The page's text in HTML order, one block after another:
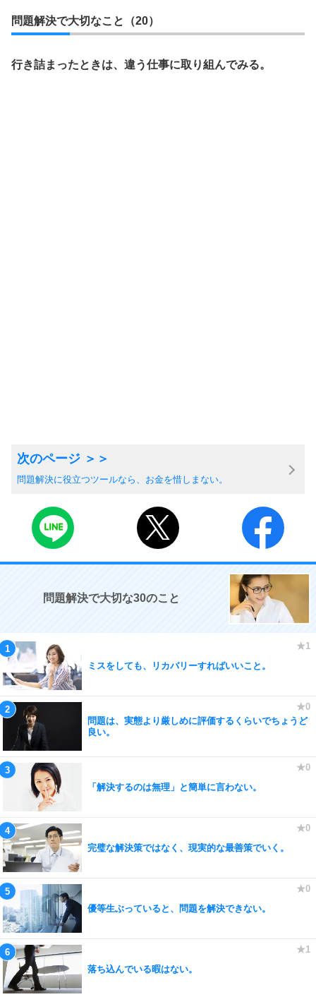
問題解決で大切なこと（20）
行き詰まったときは、違う仕事に取り組んでみる。
問題解決に役立つツールなら、お金を惜しまない。
問題解決で大切な30のこと
ミスをしても、リカバリーすればいいこと。
問題は、実態より厳しめに評価するくらいでちょうど
良い。
「解決するのは無理」と簡単に言わない。
完璧な解決策ではなく、現実的な最善策でいく。
優等生ぶっていると、問題を解決できない。
落ち込んでいる暇はない。